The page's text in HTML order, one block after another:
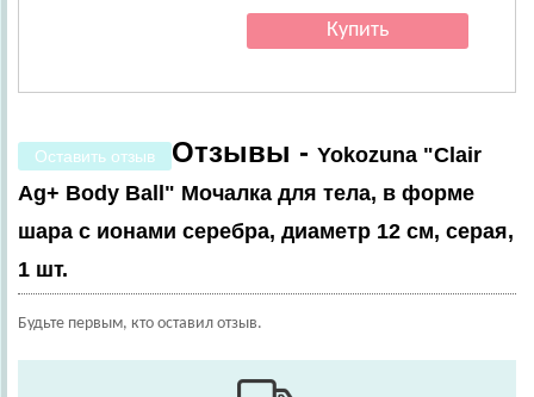
Оставить отзыв Отзывы - Yokozuna "Clair
Ag+ Body Ball" Мочалка для тела, в форме
шара с ионами серебра, диаметр 12 см, серая,
1 шт.
Будьте первым, кто оставил отзыв.